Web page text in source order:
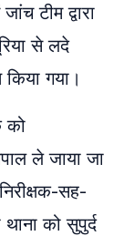
टीम द्वारा
से लदे
गया।
को
ले जाया जा
सह-
को सुपुर्द